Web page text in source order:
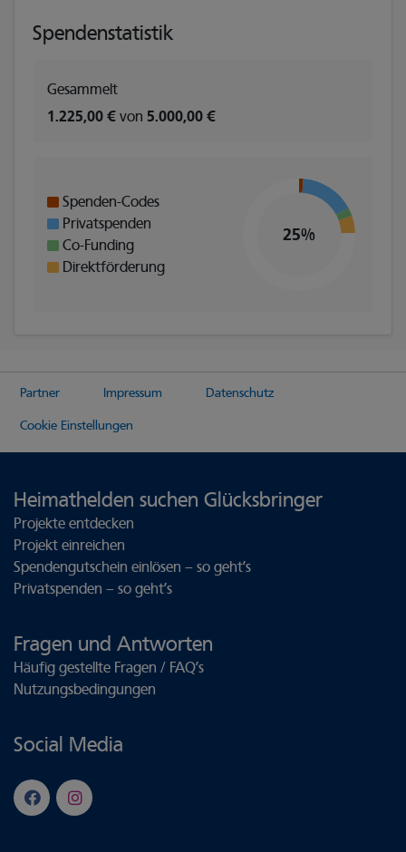
Spendenstatistik
Gesammelt
1.225,00 € von 5.000,00 €
Spenden-Codes
Privatspenden
Co-Funding
Direktförderung
25%
Partner Impressum Datenschutz
Cookie Einstellungen
Heimathelden suchen Glücksbringer
Projekte entdecken
Projekt einreichen
Spendengutschein einlösen – so geht’s
Privatspenden – so geht’s
Fragen und Antworten
Häufig gestellte Fragen / FAQ’s
Nutzungsbedingungen
Social Media